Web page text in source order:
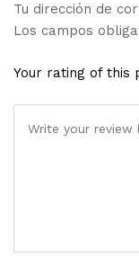
Tu dirección de
Los campos
Your rating of this